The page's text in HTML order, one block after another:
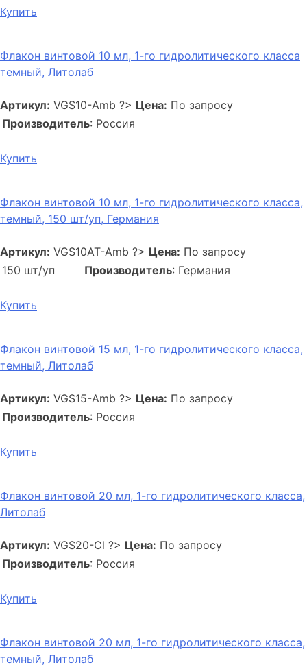
Купить
Флакон винтовой 10 мл, 1-го гидролитического класса
темный, Литолаб
Артикул: VGS10-Amb ?> Цена: По запросу
Производитель: Россия
Купить
Флакон винтовой 10 мл, 1-го гидролитического класса,
темный, 150 шт/уп, Германия
Артикул: VGS10AT-Amb ?> Цена: По запросу
150 шт/уп
Производитель: Германия
Купить
Флакон винтовой 15 мл, 1-го гидролитического класса,
темный, Литолаб
Артикул: VGS15-Amb ?> Цена: По запросу
Производитель: Россия
Купить
Флакон винтовой 20 мл, 1-го гидролитического класса,
Литолаб
Артикул: VGS20-Cl ?> Цена: По запросу
Производитель: Россия
Купить
Флакон винтовой 20 мл, 1-го гидролитического класса,
темный, Литолаб